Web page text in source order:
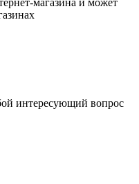
интересующий вопрос